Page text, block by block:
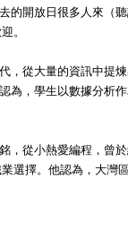
開放日很多人來（
。
，從大量的資訊中提
為，學生以數據分析
，從小熱愛編程，曾
選擇。他認為，大灣